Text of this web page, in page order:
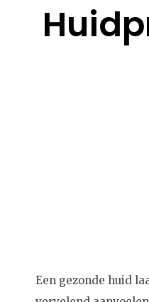
Een gezonde huid